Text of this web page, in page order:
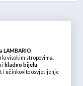
LAMBARIO
visokim stropovima.
i hladno bijelu
i učinkovito osvjetljenje